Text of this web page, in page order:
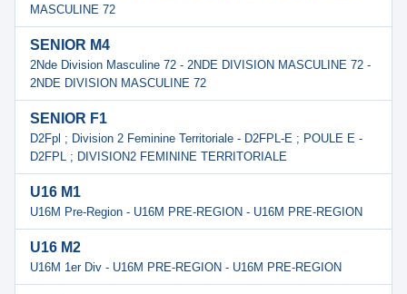
MASCULINE 72
SENIOR M4
2Nde Division Masculine 72 - 2NDE DIVISION MASCULINE 72 -
2NDE DIVISION MASCULINE 72
SENIOR F1
D2Fpl ; Division 2 Feminine Territoriale - D2FPL-E ; POULE E -
D2FPL ; DIVISION2 FEMININE TERRITORIALE
U16 M1
U16M Pre-Region - U16M PRE-REGION - U16M PRE-REGION
U16 M2
U16M 1er Div - U16M PRE-REGION - U16M PRE-REGION